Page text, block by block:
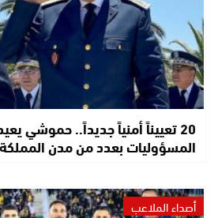
20 تعييناً أمنياً جديداً.. حموشي
المسؤوليات بعدد من مدن المملكة
أصداء الملاعب